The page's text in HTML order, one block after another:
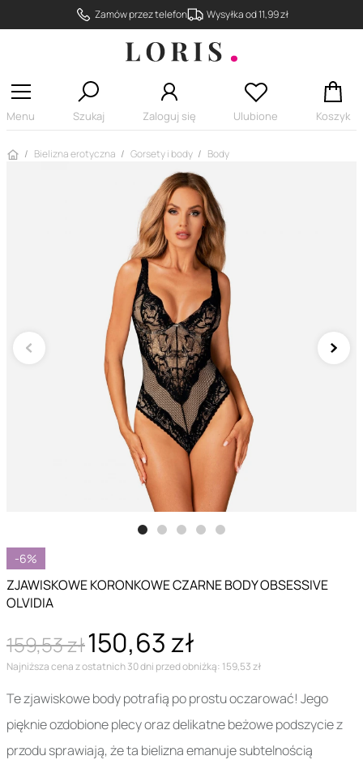
Zamów przez telefon Wysyłka od 11,99 zł
Menu Szukaj Zaloguj się Ulubione Koszyk
Strona główna
Bielizna erotyczna Gorsety i body Body
-6%
ZJAWISKOWE KORONKOWE CZARNE BODY OBSESSIVE
OLVIDIA
159,53 zł150,63 zł
Najniższa cena z ostatnich 30 dni przed obniżką: 159,53 zł
Te zjawiskowe body potrafią po prostu oczarować! Jego
pięknie ozdobione plecy oraz delikatne beżowe podszycie z
przodu sprawiają, że ta bielizna emanuje subtelnością